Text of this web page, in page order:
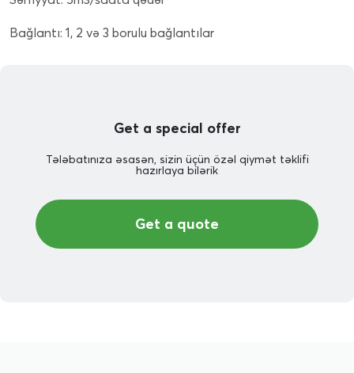
Bağlantı: 1, 2 və 3 borulu bağlantılar
Get a special offer
Tələbatınıza əsasən, sizin üçün özəl qiymət təklifi
hazırlaya bilərik
Get a quote